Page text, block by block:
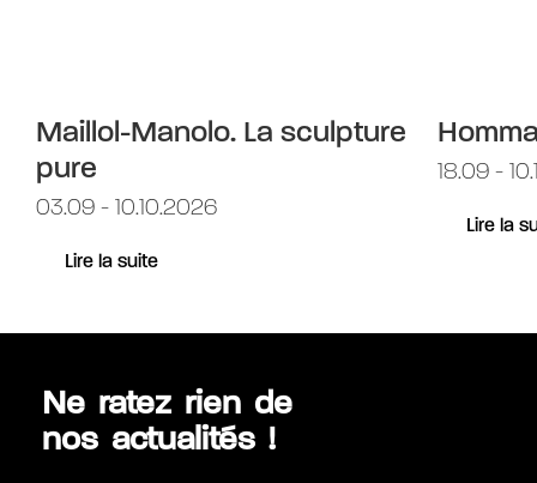
Maillol-Manolo. La sculpture
pure
03.09 - 10.10.2026
Lire la suite
18.09 -
Lire la
Ne ratez rien de
nos actualités !